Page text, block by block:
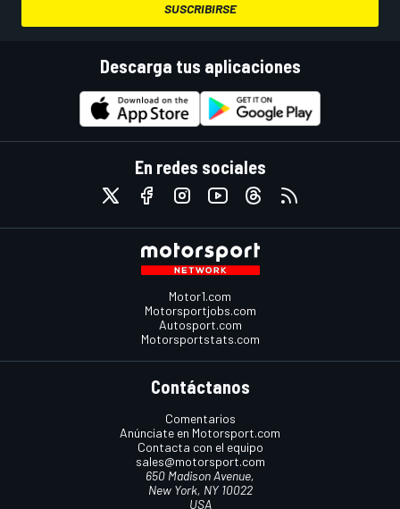
SUSCRIBIRSE
Descarga tus aplicaciones
En redes sociales
Motor1.com
Motorsportjobs.com
Autosport.com
Motorsportstats.com
Contáctanos
Comentarios
Anúnciate en Motorsport.com
Contacta con el equipo
sales@motorsport.com
650 Madison Avenue,
New York, NY 10022
USA